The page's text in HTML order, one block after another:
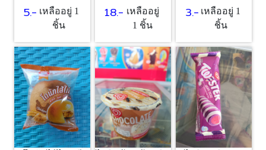
5.- เหลืออยู่ 1
ชิ้น
18.- เหลืออยู่
1 ชิ้น
3.- เหลืออยู่ 1
ชิ้น